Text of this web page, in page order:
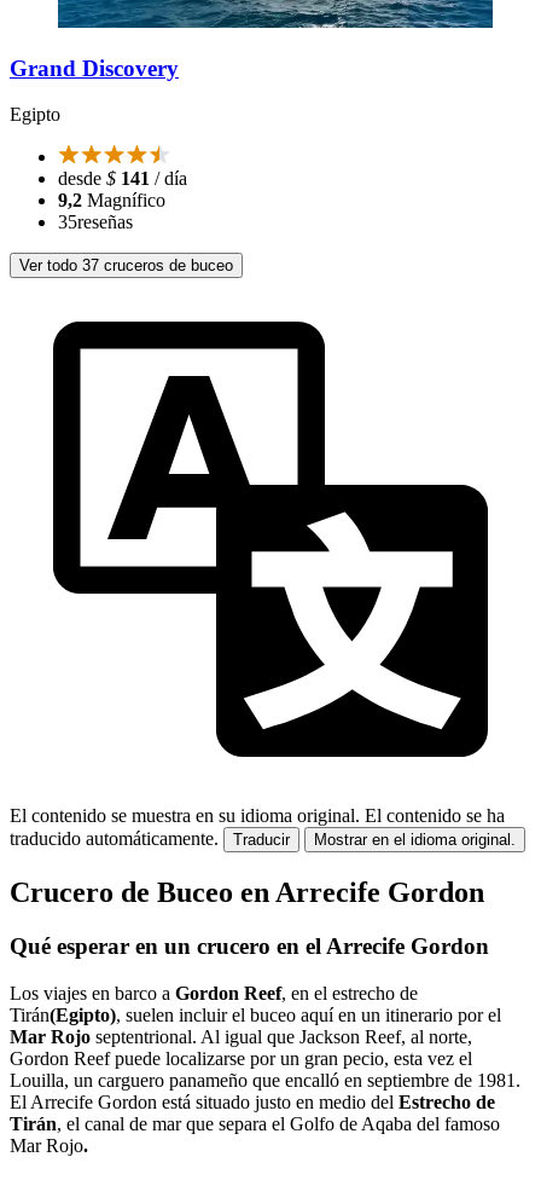
Grand Discovery
Egipto
desde $ 141 / día
9,2 Magnífico
35reseñas
Ver todo 37 cruceros de buceo
El contenido se muestra en su idioma original. El contenido se ha
traducido automáticamente.
Traducir Mostrar en el idioma original.
Crucero de Buceo en Arrecife Gordon
Qué esperar en un crucero en el Arrecife Gordon
Los viajes en barco a Gordon Reef, en el estrecho de
Tirán(Egipto), suelen incluir el buceo aquí en un itinerario por el
Mar Rojo septentrional. Al igual que Jackson Reef, al norte,
Gordon Reef puede localizarse por un gran pecio, esta vez el
Louilla, un carguero panameño que encalló en septiembre de 1981.
El Arrecife Gordon está situado justo en medio del Estrecho de
Tirán, el canal de mar que separa el Golfo de Aqaba del famoso
Mar Rojo.